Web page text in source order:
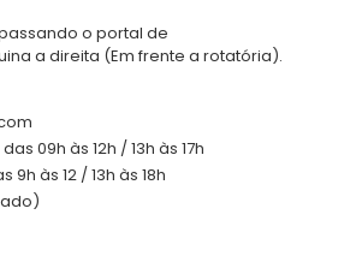
o portal de
a direita (Em frente a rotatória).
09h às 12h / 13h às 17h
às 12 / 13h às 18h